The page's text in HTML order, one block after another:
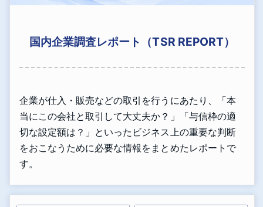
国内企業調査レポート（TSR REPORT）
企業が仕入・販売などの取引を行うにあたり、「本
当にこの会社と取引して大丈夫か？」「与信枠の適
切な設定額は？」といったビジネス上の重要な判断
をおこなうために必要な情報をまとめたレポートで
す。